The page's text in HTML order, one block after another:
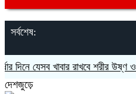
সর্বশেষ:
দিনে যেসব খাবার রাখবে শরীর উষ্ণ ও সুস্থ
দেশজুড়ে